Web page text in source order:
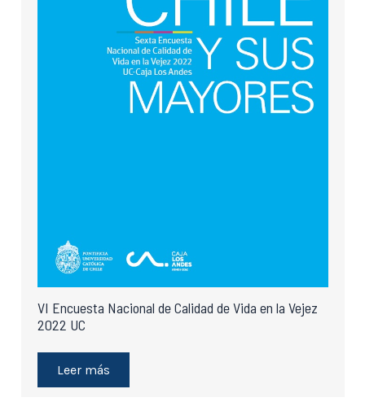
VI Encuesta Nacional de Calidad de Vida en la Vejez
2022 UC
Leer más